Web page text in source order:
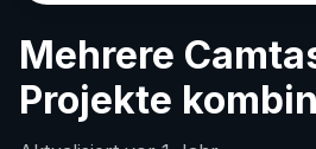
Mehrere
Projekte